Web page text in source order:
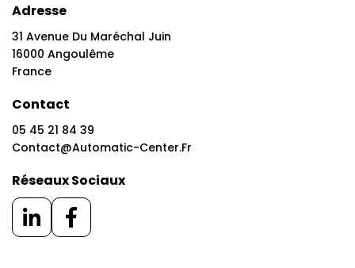
Adresse
31 Avenue Du Maréchal Juin
16000 Angoulême
France
Contact
05 45 21 84 39
Contact@automatic-Center.fr
Réseaux Sociaux